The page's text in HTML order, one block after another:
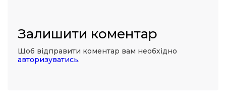
Залишити коментар
Щоб відправити коментар вам необхідно
авторизуватись.